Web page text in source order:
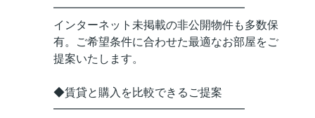
━━━━━━━━━━━━━━━━━
インターネット未掲載の非公開物件も多数保
有。ご希望条件に合わせた最適なお部屋をご
提案いたします。
◆賃貸と購入を比較できるご提案
━━━━━━━━━━━━━━━━━